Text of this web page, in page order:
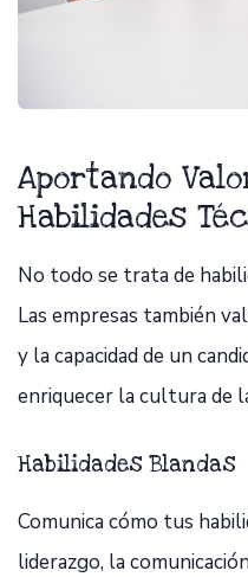
Aportando
Habilidades
No todo se trata de
Las empresas también
y la capacidad de un
enriquecer la cultura de
Habilidades Blandas
Comunica cómo tus
liderazgo, la